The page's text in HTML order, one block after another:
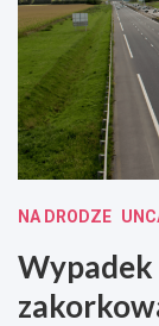
NA DRODZE
Wypadek